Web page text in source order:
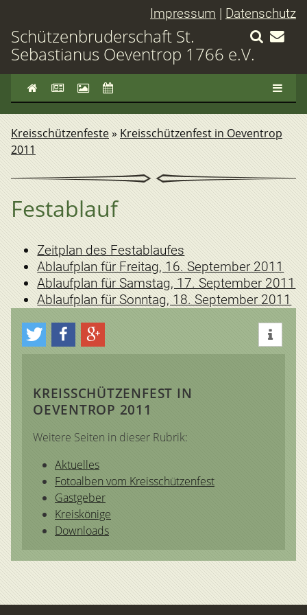
Impressum | Datenschutz
Schützenbruderschaft St.
Sebastianus Oeventrop 1766 e.V.
Kreisschützenfeste» Kreisschützenfest in Oeventrop
2011
Festablauf
Zeitplan des Festablaufes
Ablaufplan für Freitag, 16. September 2011
Ablaufplan für Samstag, 17. September 2011
Ablaufplan für Sonntag, 18. September 2011
KREISSCHÜTZENFEST IN
OEVENTROP 2011
Weitere Seiten in dieser Rubrik:
Aktuelles
Fotoalben vom Kreisschützenfest
Gastgeber
Kreiskönige
Downloads